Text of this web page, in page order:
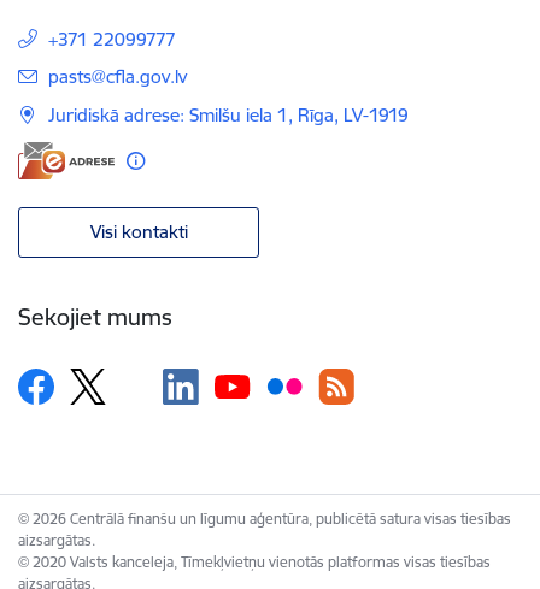
+371 22099777
E-pasts:
pasts@cfla.gov.lv
Juridiskā adrese: Smilšu iela 1, Rīga, LV-1919
Visi kontakti
Sekojiet mums
© 2026 Centrālā finanšu un līgumu aģentūra, publicētā satura visas tiesības
aizsargātas.
© 2020 Valsts kanceleja, Tīmekļvietņu vienotās platformas visas tiesības
aizsargātas.